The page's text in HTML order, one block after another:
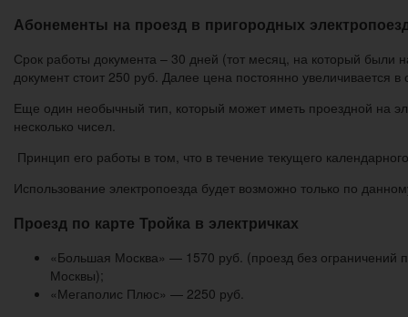
Абонементы на проезд в пригородных
Срок работы документа – 30 дней (тот месяц, на который были
документ стоит 250 руб. Далее цена постоянно увеличивается
Еще один необычный тип, который может иметь проездной на
несколько чисел.
Принцип его работы в том, что в течение текущего
Использование электропоезда будет возможно только по
Проезд по карте Тройка в электричках
«Большая Москва» — 1570 руб. (проезд без ограничений
Москвы);
«Мегаполис Плюс» — 2250 руб.